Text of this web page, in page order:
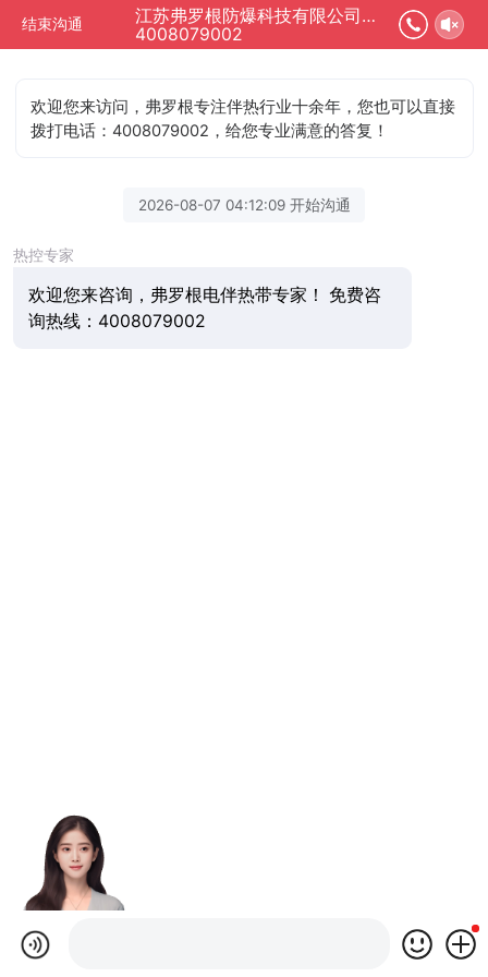
结束沟通
江苏弗罗根防爆科技有限公司正在为您服务
4008079002
欢迎您来访问，弗罗根专注伴热行业十余年，您也可以直接
拨打电话：4008079002，给您专业满意的答复！
2026-08-07 04:12:09 开始沟通
热控专家
欢迎您来咨询，弗罗根电伴热带专家！ 免费咨
询热线：4008079002